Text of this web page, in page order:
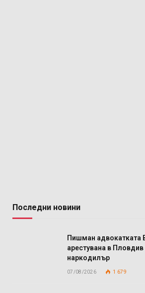
Последни новини
Пишман адвокатката
арестувана в Пловдив
наркодилър
07/08/2026 1 679